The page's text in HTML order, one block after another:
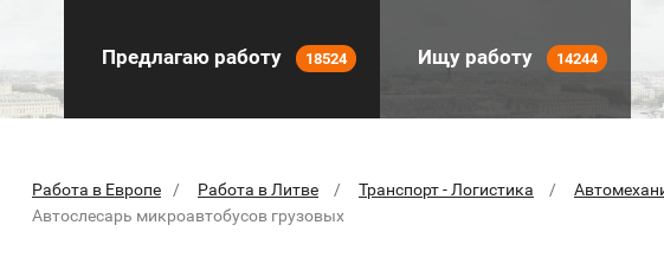
Предлагаю работу 18524 Ищу работу 14244
Работа в Европе Работа в Литве Транспорт - Логистика
Автослесарь микроавтобусов грузовых